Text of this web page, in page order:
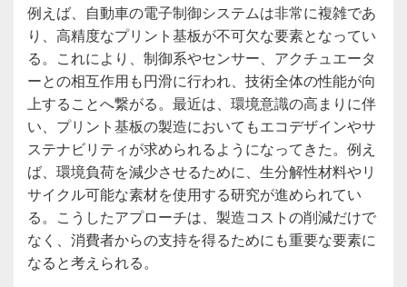
例えば、自動車の電子制御システムは非常に複雑であ
り、高精度なプリント基板が不可欠な要素となってい
る。これにより、制御系やセンサー、アクチュエータ
ーとの相互作用も円滑に行われ、技術全体の性能が向
上することへ繋がる。最近は、環境意識の高まりに伴
い、プリント基板の製造においてもエコデザインやサ
ステナビリティが求められるようになってきた。例え
ば、環境負荷を減少させるために、生分解性材料やリ
サイクル可能な素材を使用する研究が進められてい
る。こうしたアプローチは、製造コストの削減だけで
なく、消費者からの支持を得るためにも重要な要素に
なると考えられる。